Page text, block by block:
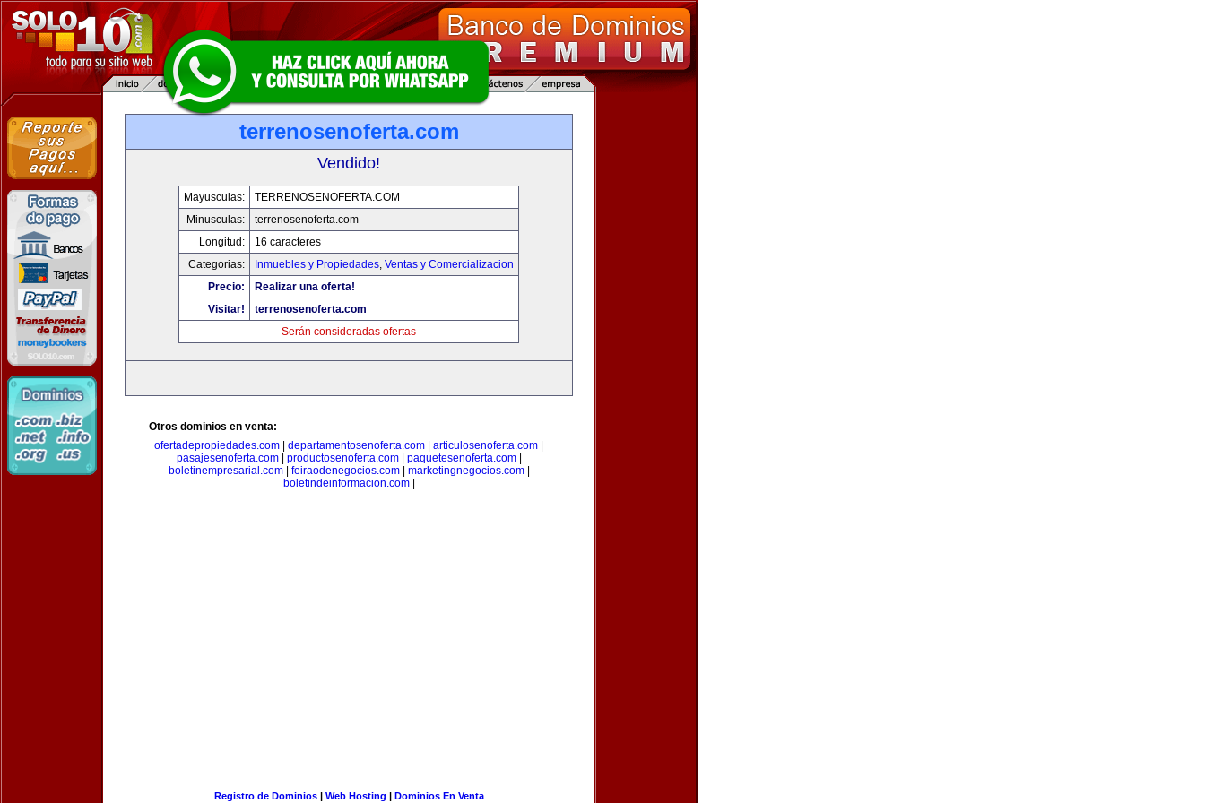
terrenosenoferta.com
Vendido!
Mayusculas:
TERRENOSENOFERTA.COM
Minusculas:
terrenosenoferta.com
Longitud:
16 caracteres
Categorias:
Inmuebles y Propiedades, Ventas y Comercializacion
Precio:
Realizar una oferta!
Visitar!
terrenosenoferta.com
Serán consideradas ofertas
Otros dominios en venta:
ofertadepropiedades.com
departamentosenoferta.com articulosenoferta.com
pasajesenoferta.com| productosenoferta.com| paquetesenoferta.com|
boletinempresarial.com| feiraodenegocios.com| marketingnegocios.com|
boletindeinformacion.com|
Registro de Dominios| Web Hosting | Dominios En Venta